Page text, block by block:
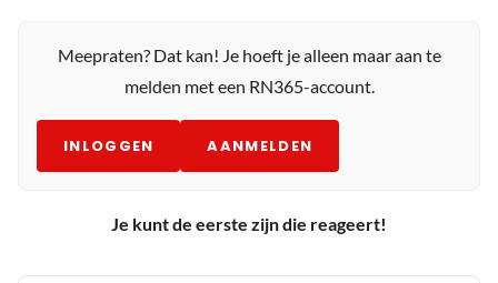
Meepraten? Dat kan! Je hoeft je alleen maar aan te
melden met een RN365-account.
INLOGGEN AANMELDEN
Je kunt de eerste zijn die reageert!